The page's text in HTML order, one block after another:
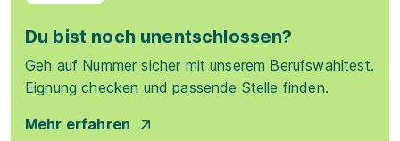
Du bist noch unentschlossen?
Geh auf Nummer sicher mit unserem Berufswahltest.
Eignung checken und passende Stelle finden.
Mehr erfahren